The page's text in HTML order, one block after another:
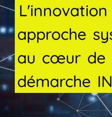
L'innovation
approche
au cœur de
démarche